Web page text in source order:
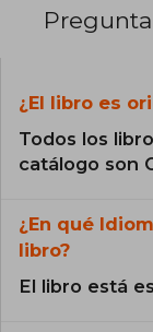
¿El libro es
Todos los
catálogo son
¿En qué
libro?
El libro está